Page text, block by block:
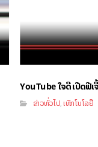
YouTube ໃຈດີ ເປີດຟີ
ຂ່າວທົ່ວໄປ,ເທັກໂນໂລຢີ